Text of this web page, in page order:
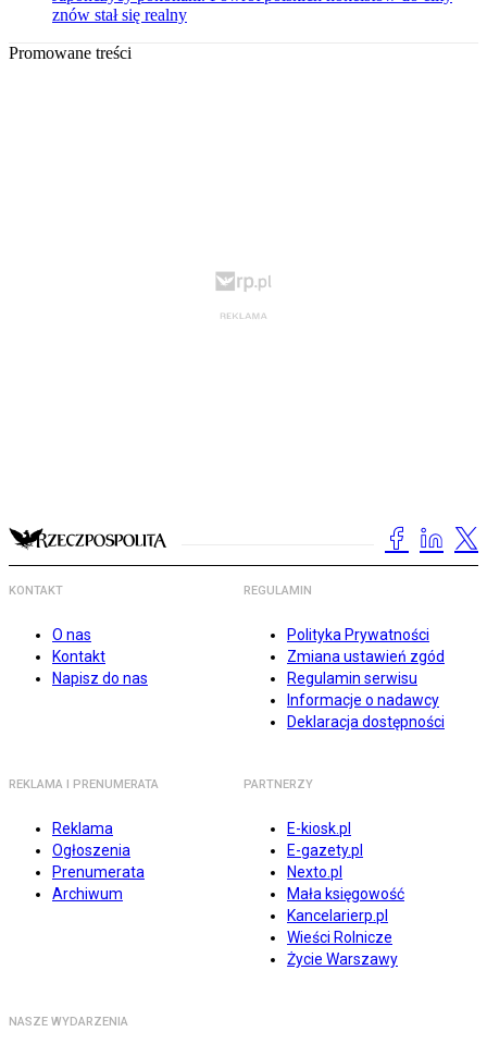
znów stał się realny
Promowane treści
KONTAKT
O nas
Kontakt
Napisz do nas
REGULAMIN
Polityka Prywatności
Zmiana ustawień zgód
Regulamin serwisu
Informacje o nadawcy
Deklaracja dostępności
REKLAMA I PRENUMERATA
Reklama
Ogłoszenia
Prenumerata
Archiwum
PARTNERZY
E-kiosk.pl
E-gazety.pl
Nexto.pl
Mała księgowość
Kancelarierp.pl
Wieści Rolnicze
Życie Warszawy
NASZE WYDARZENIA